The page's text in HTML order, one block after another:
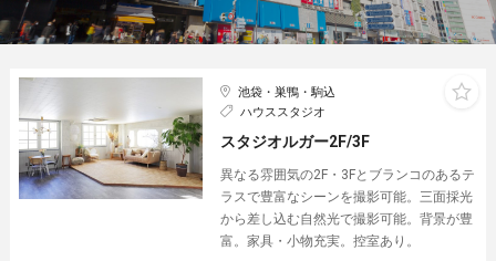
池袋・巣鴨・駒込
ハウススタジオ
スタジオルガー2F/3F
異なる雰囲気の2F・3Fとブランコのあるテ
ラスで豊富なシーンを撮影可能。三面採光
から差し込む自然光で撮影可能。背景が豊
富。家具・小物充実。控室あり。